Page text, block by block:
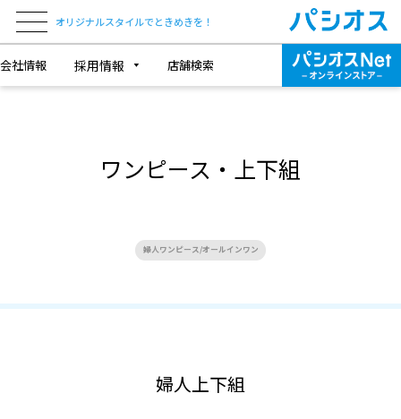
オリジナルスタイルでときめきを！
会社情報 採用情報 店舗検索
ワンピース・上下組
婦人ワンピース/オールインワン
婦人上下組